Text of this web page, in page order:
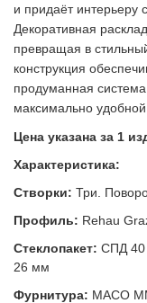
и придаёт интерьеру
Декоративная
превращая в
конструкция
продуманная
максимально удобной.
Цена указана за 1
Характеристика:
Створки: Три.
Профиль: Rehau
Стеклопакет: СПД 40
26 мм
Фурнитура: MACO